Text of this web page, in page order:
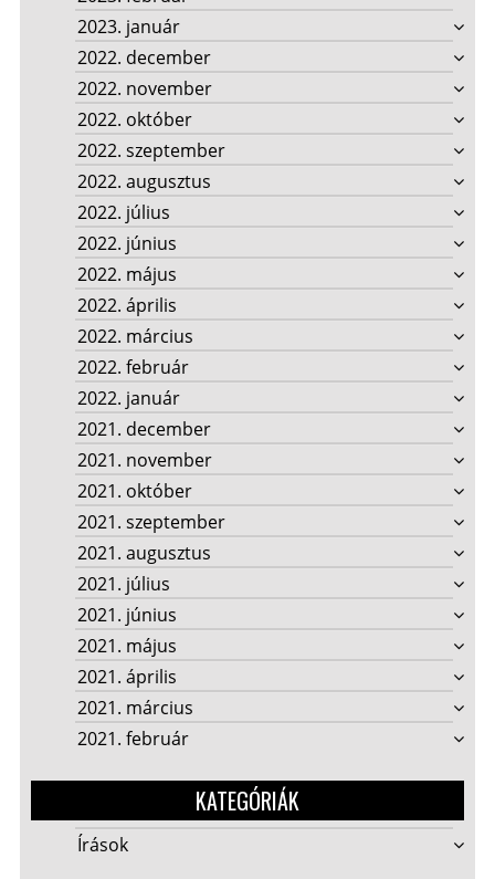
2023. január
2022. december
2022. november
2022. október
2022. szeptember
2022. augusztus
2022. július
2022. június
2022. május
2022. április
2022. március
2022. február
2022. január
2021. december
2021. november
2021. október
2021. szeptember
2021. augusztus
2021. július
2021. június
2021. május
2021. április
2021. március
2021. február
KATEGÓRIÁK
Írások